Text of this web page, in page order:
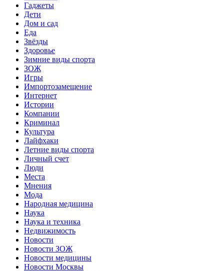
Гаджеты
Дети
Дом и сад
Еда
Звёзды
Здоровье
Зимние виды спорта
ЗОЖ
Игры
Импортозамещение
Интернет
Истории
Компании
Криминал
Культура
Лайфхаки
Летние виды спорта
Личный счет
Люди
Места
Мнения
Мода
Народная медицина
Наука
Наука и техника
Недвижимость
Новости
Новости ЗОЖ
Новости медицины
Новости Москвы